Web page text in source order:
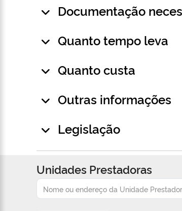
Documentação
Quanto tempo leva
Quanto custa
Outras informações
Legislação
Unidades Prestadoras